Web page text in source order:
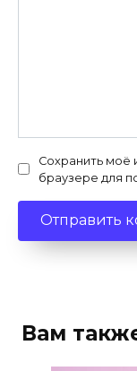
Сохранить моё
браузере для
Вам